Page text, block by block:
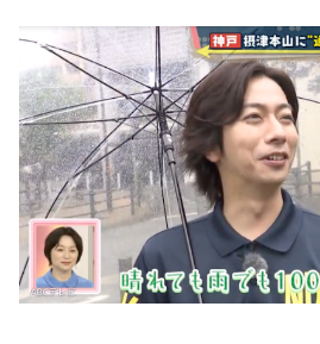
DAIGOも台所 ～きょうの献立
本日はダイアンなり！シーズン
朝だ！生です旅サラダ
教えて！ニュースライブ 正義の
ＬＩＦＥ～夢のカタチ～
新婚さんいらっしゃい！
ポツンと一軒家